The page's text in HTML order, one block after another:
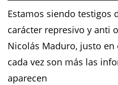
Estamos siendo testigos
carácter represivo y anti
Nicolás Maduro, justo
cada vez son más las
aparecen